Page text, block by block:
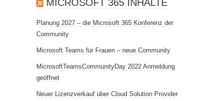
MICROSOFT 365 INHALTE
Planung 2027 – die Microsoft 365 Konferenz der
Community
Microsoft Teams für Frauen – neue Community
MicrosoftTeamsCommunityDay 2022 Anmeldung
geöffnet
Neuer Lizenzverkauf über Cloud Solution Provider